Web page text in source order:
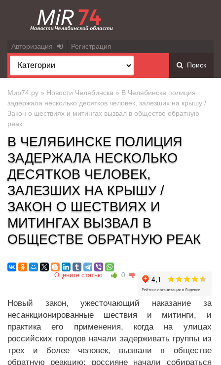
Авторизация Регистрация
Поиск
Мир74.ру » Новости Челябинска » В Челябинске полиция
задержала несколько десятков человек, залезших на крышу /
Закон о шествиях и митингах вызвал в обществе обратную
реак
В ЧЕЛЯБИНСКЕ ПОЛИЦИЯ
ЗАДЕРЖАЛА НЕСКОЛЬКО
ДЕСЯТКОВ ЧЕЛОВЕК,
ЗАЛЕЗШИХ НА КРЫШУ /
ЗАКОН О ШЕСТВИЯХ И
МИТИНГАХ ВЫЗВАЛ В
ОБЩЕСТВЕ ОБРАТНУЮ РЕАК
Оцените статью: 0
Новый закон, ужесточающий наказание за
несанкционированные шествия и митинги, и
практика его применения, когда на улицах
российских городов начали задерживать группы из
трех и более человек, вызвали в обществе
обратную реакцию: россияне начали собираться